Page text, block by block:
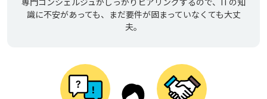
識に不安があっても、まだ要件が固まっていなくても大丈
夫。